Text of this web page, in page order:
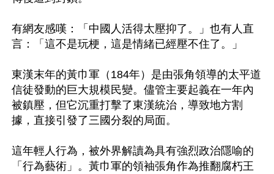
有網友感嘆：「中國人活得太壓抑了。」也有人直
言：「這不是玩梗，這是情緒已經壓不住了。」
東漢末年的黃巾軍（184年）是由張角領導的太平道
信徒發動的巨大規模民變。儘管主要起義在一年內
被鎮壓，但它沉重打擊了東漢統治，導致地方割
據，直接引發了三國分裂的局面。
這年輕人行為，被外界解讀為具有強烈政治隱喻的
「行為藝術」。黃巾軍的領袖張角作為推翻腐朽王